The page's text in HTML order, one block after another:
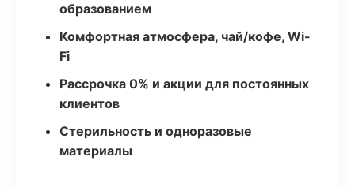
образованием
Комфортная атмосфера, чай/кофе, Wi-
Fi
Рассрочка 0% и акции для постоянных
клиентов
Стерильность и одноразовые
материалы